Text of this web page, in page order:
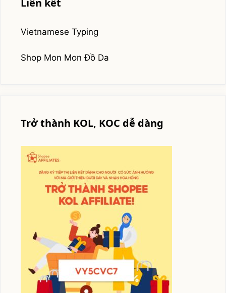
Liên kết
Vietnamese Typing
Shop Mon Mon Đồ Da
Trở thành KOL, KOC dễ dàng